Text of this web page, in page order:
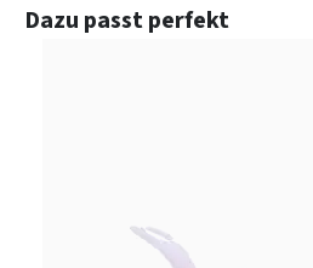
Produktgalerie überspringen
Dazu passt perfekt